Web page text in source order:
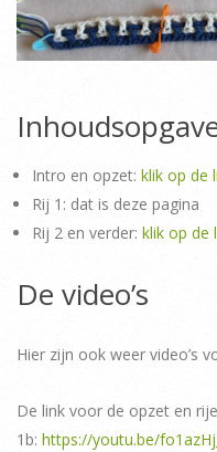
Intro en opzet: klik op de
Rij 1: dat is deze pagina
Rij 2 en verder: klik op de
De video’s
Hier zijn ook weer video’s
De link voor de opzet en
1b: https://youtu.be/